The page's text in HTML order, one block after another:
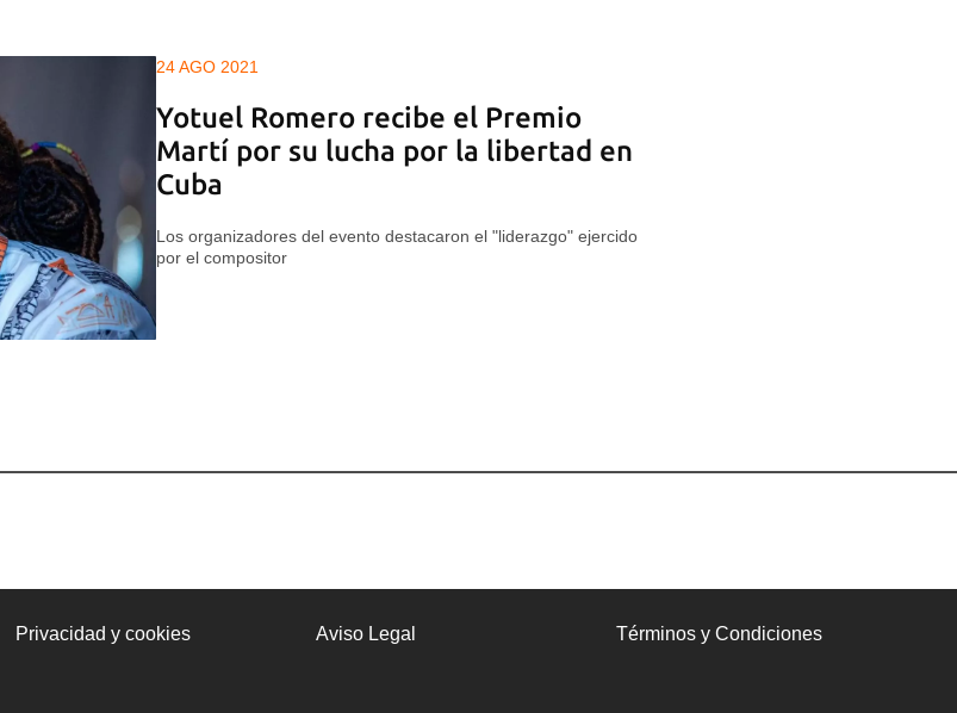
24 AGO 2021
Yotuel Romero recibe el Premio
Martí por su lucha por la libertad en
Cuba
Los organizadores del evento destacaron el "liderazgo" ejercido
por el compositor
Privacidad y cookies Aviso Legal Términos y Condiciones